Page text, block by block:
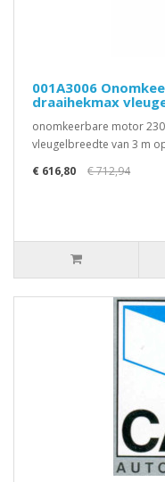
001A3006
draaihekmax
onomkeerbare motor
vleugelbreedte van 3 m
€ 616,80
€ 712,94